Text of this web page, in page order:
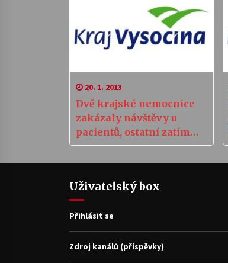
20. 1. 2013
Dvě krajské nemocnice
zakázaly návštěvy u
pacientů, ostatní zatím
vyčkávají
Uživatelský box
Přihlásit se
Zdroj kanálů (příspěvky)